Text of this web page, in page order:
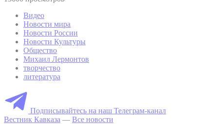
Видео
Новости мира
Новости России
Новости Культуры
Общество
Михаил Лермонтов
творчество
литература
Подписывайтесь на наш Телеграм-канал
Вестник Кавказа — Все новости